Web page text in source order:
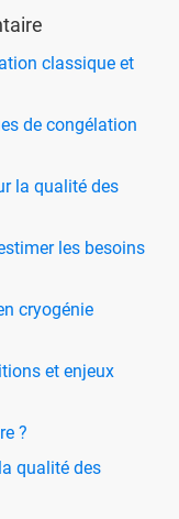
classique et
de congélation
la qualité des
les besoins
cryogénie
et enjeux
?
qualité des